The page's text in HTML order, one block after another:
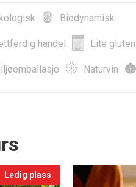
Biodynamisk
handel Lite gluten
Naturvin
Ledig plass